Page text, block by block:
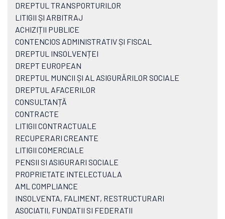
DREPTUL TRANSPORTURILOR
LITIGII ȘI ARBITRAJ
ACHIZIȚII PUBLICE
CONTENCIOS ADMINISTRATIV ȘI FISCAL
DREPTUL INSOLVENȚEI
DREPT EUROPEAN
DREPTUL MUNCII ȘI AL ASIGURĂRILOR SOCIALE
DREPTUL AFACERILOR
CONSULTANȚĂ
CONTRACTE
LITIGII CONTRACTUALE
RECUPERARI CREANTE
LITIGII COMERCIALE
PENSII SI ASIGURARI SOCIALE
PROPRIETATE INTELECTUALA
AML COMPLIANCE
INSOLVENTA, FALIMENT, RESTRUCTURARI
ASOCIATII, FUNDATII SI FEDERATII